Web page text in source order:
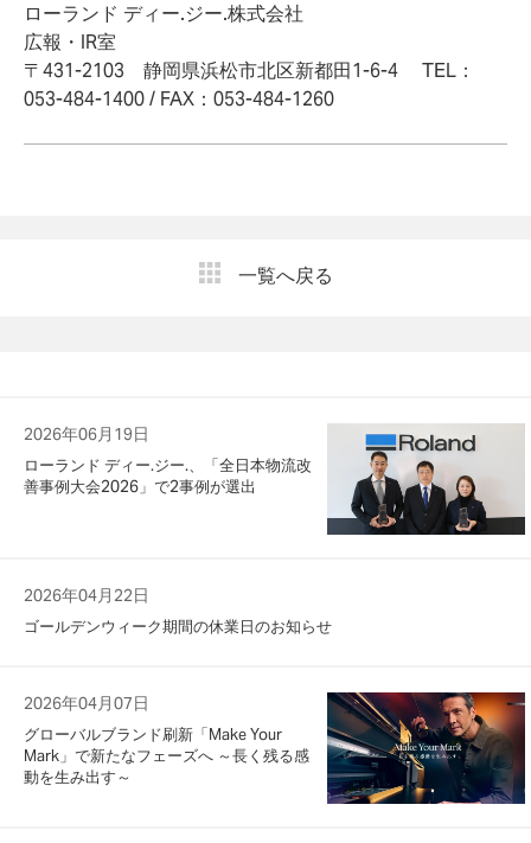
ローランド ディー.ジー.株式会社
広報・IR室
〒431-2103 静岡県浜松市北区新都田1-6-4 TEL：
053-484-1400 / FAX：053-484-1260
一覧へ戻る
2026年06月19日
ローランド ディー.ジー.、「全日本物流改
善事例大会2026」で2事例が選出
2026年04月22日
ゴールデンウィーク期間の休業日のお知らせ
2026年04月07日
グローバルブランド刷新「Make Your
Mark」で新たなフェーズへ ～長く残る感
動を生み出す～